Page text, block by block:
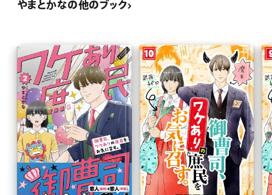
やまとかなの他のブック